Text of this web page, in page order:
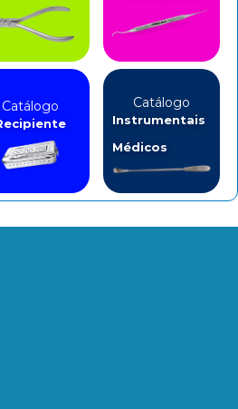
Catálogo Catálogo
Instrumentais
Médicos